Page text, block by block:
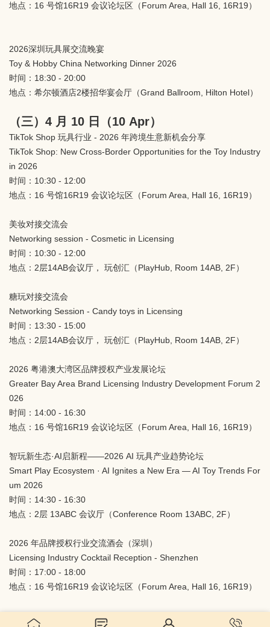
地点：16 号馆16R19 会议论坛区（Forum Area, Hall 16, 16R19）
2026深圳玩具展交流晚宴
Toy & Hobby China Networking Dinner 2026
时间：18:30 - 20:00
地点：希尔顿酒店2楼招华宴会厅（Grand Ballroom, Hilton Hotel）
（三）4 月 10 日（10 Apr）
TikTok Shop 玩具行业 - 2026 年跨境生意新机会分享
TikTok Shop: New Cross-Border Opportunities for the Toy Industry
in 2026
时间：10:30 - 12:00
地点：16 号馆16R19 会议论坛区（Forum Area, Hall 16, 16R19）
美妆对接交流会
Networking session - Cosmetic in Licensing
时间：10:30 - 12:00
地点：2层14AB会议厅， 玩创汇（PlayHub, Room 14AB, 2F）
糖玩对接交流会
Networking Session - Candy toys in Licensing
时间：13:30 - 15:00
地点：2层14AB会议厅， 玩创汇（PlayHub, Room 14AB, 2F）
2026 粤港澳大湾区品牌授权产业发展论坛
Greater Bay Area Brand Licensing Industry Development Forum 2
026
时间：14:00 - 16:30
地点：16 号馆16R19 会议论坛区（Forum Area, Hall 16, 16R19）
智玩新生态·AI启新程——2026 AI 玩具产业趋势论坛
Smart Play Ecosystem · AI Ignites a New Era — AI Toy Trends For
um 2026
时间：14:30 - 16:30
地点：2层 13ABC 会议厅（Conference Room 13ABC, 2F）
2026 年品牌授权行业交流酒会（深圳）
Licensing Industry Cocktail Reception - Shenzhen
时间：17:00 - 18:00
地点：16 号馆16R19 会议论坛区（Forum Area, Hall 16, 16R19）